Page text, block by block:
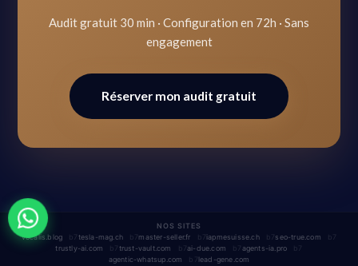
Audit gratuit 30 min · Configuration en 72h · Sans
engagement
Réserver mon audit gratuit
NOS SITES
vocalis.blog
tesla-mag.ch master-seller.fr iapmesuisse.ch
seo-true.com
trustly-ai.com
trust-vault.com ai-due.com
agents-ia.pro
agentic-whatsup.com
lead-gene.com